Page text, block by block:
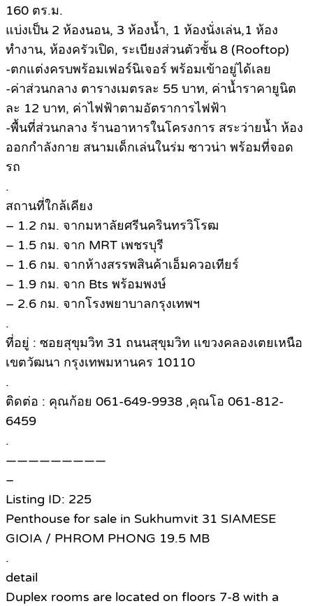
160 ตร.ม.
แบ่งเป็น 2 ห้องนอน, 3 ห้องน้ำ, 1 ห้องนั่งเล่น,1 ห้อง
ทำงาน, ห้องครัวเปิด, ระเบียงส่วนตัวชั้น 8 (Rooftop)
-ตกแต่งครบพร้อมเฟอร์นิเจอร์ พร้อมเข้าอยู่ได้เลย
-ค่าส่วนกลาง ตารางเมตรละ 55 บาท, ค่าน้ำราคายูนิต
ละ 12 บาท, ค่าไฟฟ้าตามอัตราการไฟฟ้า
-พื้นที่ส่วนกลาง ร้านอาหารในโครงการ สระว่ายน้ำ ห้อง
ออกกำลังกาย สนามเด็กเล่นในร่ม ซาวน่า พร้อมที่จอด
รถ
.
สถานที่ใกล้เคียง
– 1.2 กม. จากมหาลัยศรีนครินทรวิโรฒ
– 1.5 กม. จาก MRT เพชรบุรี
– 1.6 กม. จากห้างสรรพสินค้าเอ็มควอเทียร์
– 1.9 กม. จาก Bts พร้อมพงษ์
– 2.6 กม. จากโรงพยาบาลกรุงเทพฯ
.
ที่อยู่ : ซอยสุขุมวิท 31 ถนนสุขุมวิท แขวงคลองเตยเหนือ
เขตวัฒนา กรุงเทพมหานคร 10110
.
ติดต่อ : คุณก้อย 061-649-9938 ,คุณโอ 061-812-
6459
.
—————————
–
Listing ID: 225
Penthouse for sale in Sukhumvit 31 SIAMESE
GIOIA / PHROM PHONG 19.5 MB
.
detail
Duplex rooms are located on floors 7-8 with a